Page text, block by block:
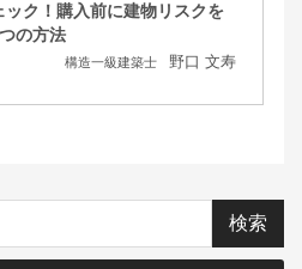
ック！購入前に建物リスクを
の方法
構造一級建築士 野口 文寿